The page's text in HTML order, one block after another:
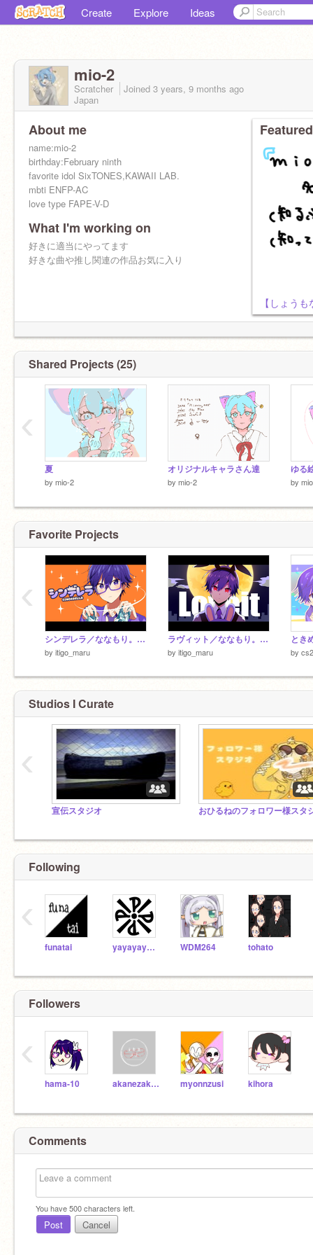
Create Explore Ideas
mio-2
Scratcher Joined 3 years, 9 months ago
Japan
About me
name:mio-2
birthday:February ninth
favorite idol SixTONES,KAWAII LAB.
mbti ENFP-AC
love type FAPE-V-D
タメ◎
無差別フォロー◎
宣伝◯
LJC
What I'm working on
好きに適当にやってます
好きな曲や推し関連の作品お気に入り
無言フォローあり
フォロバします
コメ返します
気づかなかったらごめんなさい
@ka-_-ru様に描いていただきました
かわちこい♡
【しょう
Shared Projects (25)
夏
by mio-2
オリジナルキャラさん達
by mio-2
ゆる
by
‹
Favorite Projects
シンデレラ／ななもり。【歌ってみた】
by itigo_maru
ラヴィット／ななもり。【歌ってみた】
by itigo_maru by
‹
Studios I Curate
宣伝スタジオ
‹
Following
funatai yayayaya88 WDM264 tohato
‹
Followers
hama-10 akanezaki-mu- myonnzusi kihora
‹
Comments
You have500characters left.
Post Cancel